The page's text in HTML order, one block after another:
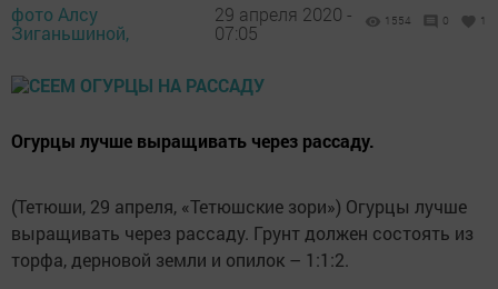
фото Алсу
Зиганьшиной,
29 апреля 2020 -
07:05
1554 0 1
Огурцы лучше выращивать через рассаду.
(Тетюши, 29 апреля, «Тетюшские зори») Огурцы лучше
выращивать через рассаду. Грунт должен состоять из
торфа, дерновой земли и опилок – 1:1:2.